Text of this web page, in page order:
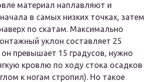
материал наплавляют и
в самых низких точках, затем
по скатам. Максимально
уклон составляет 25
он превышает 15 градусов, нужно
кровлю по ходу стока осадков
к ногам стропил). Но такое